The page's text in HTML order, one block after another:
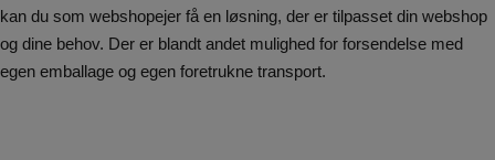
kan du som webshopejer få en løsning, der er tilpasset din webshop
og dine behov. Der er blandt andet mulighed for forsendelse med
egen emballage og egen foretrukne transport.